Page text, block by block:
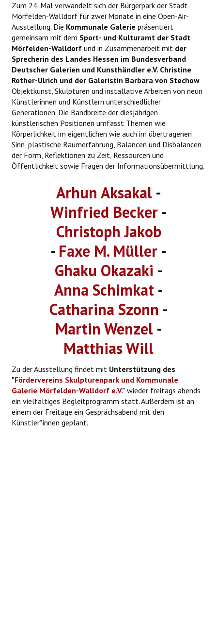
Zum 24. Mal verwandelt sich der Bürgerpark der Stadt
Mörfelden-Walldorf für zwei Monate in eine Open-Air-
Ausstellung. Die Kommunale Galerie präsentiert
gemeinsam mit dem Sport- und Kulturamt der Stadt
Mörfelden-Walldorf und in Zusammenarbeit mit der
Sprecherin des Landes Hessen im Bundesverband
Deutscher Galerien und Kunsthändler e.V. Christine
Rother-Ulrich und der Galeristin Barbara von Stechow
Objektkunst, Skulpturen und installative Arbeiten von neun
Künstlerinnen und Künstlern unterschiedlicher
Generationen. Die Bandbreite der diesjährigen
künstlerischen Positionen umfasst Themen wie
Körperlichkeit im eigentlichen wie auch im übertragenen
Sinn, plastische Raumerfahrung, Balancen und Disbalancen
der Form, Reflektionen zu Zeit, Ressourcen und
Öffentlichkeit sowie Fragen der Informationsübermittlung.
Arhun Aksakal-
Winfried Becker-
Christoph Jakob
- Faxe M. Müller -
Ghaku Okazaki -
Anna Schimkat-
Catharina Szonn -
Martin Wenzel-
Matthias Will
Zu der Ausstellung findet mit Unterstützung des
"Fördervereins Skulpturenpark und Kommunale
Galerie Mörfelden-Walldorf e.V." wieder freitags abends
ein vielfältiges Begleitprogramm statt. Außerdem ist an
einem der Freitage ein Gesprächsabend mit den
Künstler*innen geplant.